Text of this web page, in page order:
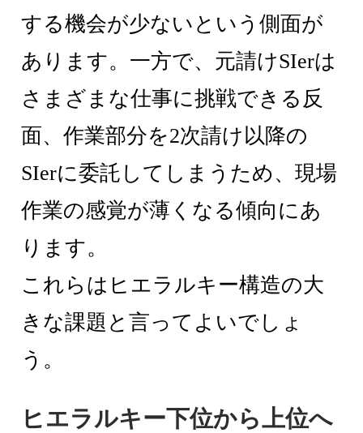
する機会が少ないという側面が
あります。一方で、元請けSIerは
さまざまな仕事に挑戦できる反
面、作業部分を2次請け以降の
SIerに委託してしまうため、現場
作業の感覚が薄くなる傾向にあ
ります。
これらはヒエラルキー構造の大
きな課題と言ってよいでしょ
う。
ヒエラルキー下位から上位へ